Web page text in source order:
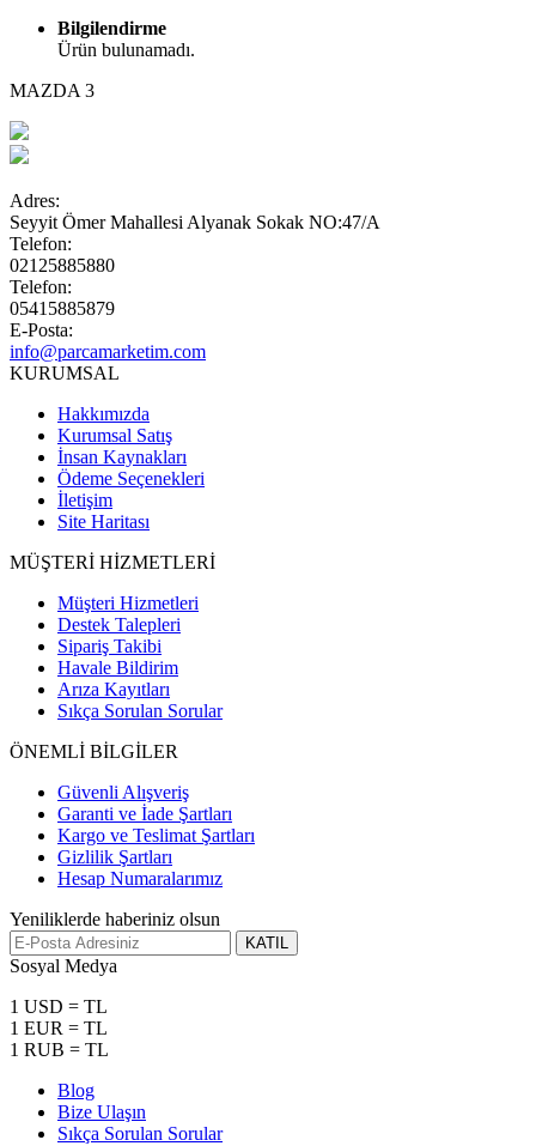
Bilgilendirme
Ürün bulunamadı.
MAZDA 3
Adres:
Seyyit Ömer Mahallesi Alyanak Sokak NO:47/A
Telefon:
02125885880
Telefon:
05415885879
E-Posta:
info@parcamarketim.com
KURUMSAL
Hakkımızda
Kurumsal Satış
İnsan Kaynakları
Ödeme Seçenekleri
İletişim
Site Haritası
MÜŞTERİ HİZMETLERİ
Müşteri Hizmetleri
Destek Talepleri
Sipariş Takibi
Havale Bildirim
Arıza Kayıtları
Sıkça Sorulan Sorular
ÖNEMLİ BİLGİLER
Güvenli Alışveriş
Garanti ve İade Şartları
Kargo ve Teslimat Şartları
Gizlilik Şartları
Hesap Numaralarımız
Yeniliklerde haberiniz olsun
KATIL
Sosyal Medya
1 USD = TL
1 EUR = TL
1 RUB = TL
Blog
Bize Ulaşın
Sıkça Sorulan Sorular